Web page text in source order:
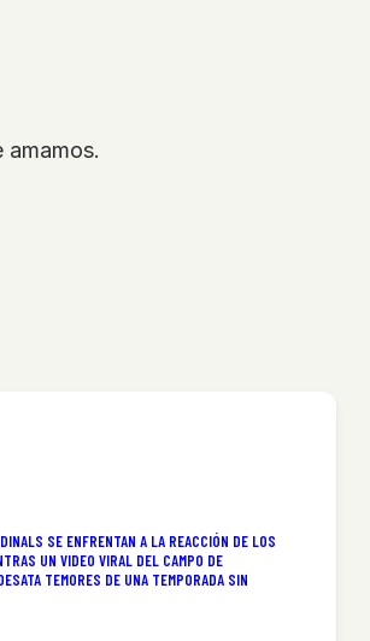
SE ENFRENTAN A LA REACCIÓN DE LOS
UN VIDEO VIRAL DEL CAMPO DE
TEMORES DE UNA TEMPORADA SIN